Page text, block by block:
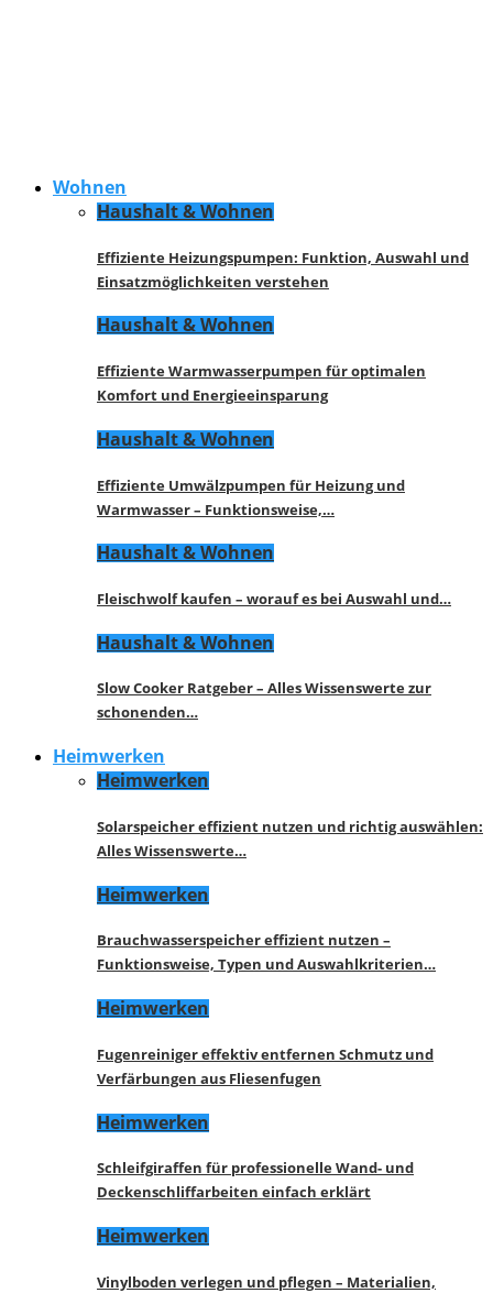
Wohnen
Haushalt & Wohnen
Effiziente Heizungspumpen: Funktion, Auswahl und
Einsatzmöglichkeiten verstehen
Haushalt & Wohnen
Effiziente Warmwasserpumpen für optimalen
Komfort und Energieeinsparung
Haushalt & Wohnen
Effiziente Umwälzpumpen für Heizung und
Warmwasser – Funktionsweise,…
Haushalt & Wohnen
Fleischwolf kaufen – worauf es bei Auswahl und…
Haushalt & Wohnen
Slow Cooker Ratgeber – Alles Wissenswerte zur
schonenden…
Heimwerken
Heimwerken
Solarspeicher effizient nutzen und richtig auswählen:
Alles Wissenswerte…
Heimwerken
Brauchwasserspeicher effizient nutzen –
Funktionsweise, Typen und Auswahlkriterien…
Heimwerken
Fugenreiniger effektiv entfernen Schmutz und
Verfärbungen aus Fliesenfugen
Heimwerken
Schleifgiraffen für professionelle Wand- und
Deckenschliffarbeiten einfach erklärt
Heimwerken
Vinylboden verlegen und pflegen – Materialien,